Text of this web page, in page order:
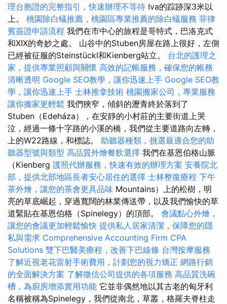
理台胞證的完整指引，快速辦理不等待 Iva的踪跡深3米以
上。 桃園除白蟻推薦，桃園區專業推薦的除白蟻服務 菲律
賓簽證申請流程 我們在市中心的旅程是哥特式，巴洛克式
和XIX的奇妙之處。 山谷中的Stuben房屋在路上很好，左側
已經被征服的Steinstückl和Kienberg站立。 台北的護理之
家，提供專業照顧與關懷 高效的記帳服務，確保您的帳務
清晰透明 Google SEO教學，讓你迅速上手 Google SEO教
學，讓你迅速上手 士林推拿技術 桃園搬家公司，專業服務
讓你搬家更輕鬆 我們狹窄，傾斜的瀝青終於落到了
Stuben（Edeháza），在安靜的小村莊的主要街道上哭
泣，經過一條十字路的小溪的橋，我們從主要道路向左轉，
上的W22路線，和標誌。 助聽器種類，挑選最適合您的助
聽器型號與類型 高品質外燴餐飲選擇 我們在基恩伯格山脈
（Kienberg 護照代辦服務，快速有效的辦理方案 安養院北
部，提供北部地區長者安心居住的選擇 士林整復療程 下午
茶外燴，讓您的茶會更具品味 Mountains）上的松樹，明
亮的草底崛起，穿過寬闊的林業傳送帶，以及我們愉快的草
道緊貼在基恩伯格（Spinelegy）的頂部。 會議點心外燴，
讓您的會議更加輕鬆愉快 提供私人居家清潔，保障您的隱
私與需求 Comprehensive Accounting Firm CPA
Solutions 雙下巴醫美療程，改善下巴線條 台灣按摩服務
了解近視老花雷射手術費用，計劃您的視力矯正 網路行銷
的全面解決方案 了解徵信公司提供的各項服務 高品質洗碗
槽，為廚房增添實用功能 它並非偶然地以其古老的匈牙利
名稱被稱為Spinelegy，我們從南北，草叢，格羅夫脊柱走